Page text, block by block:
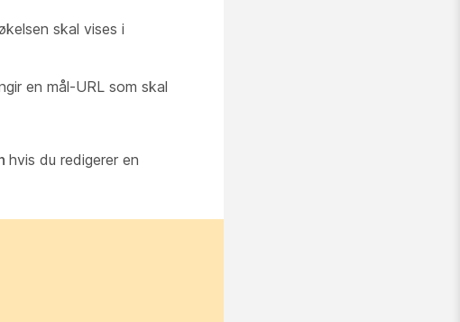
skal vises i
en mål-URL som skal
hvis du redigerer en